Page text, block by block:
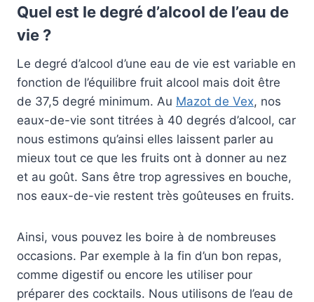
Quel est le degré d’alcool de l’eau de
vie ?
Le degré d’alcool d’une eau de vie est variable en
fonction de l’équilibre fruit alcool mais doit être
de 37,5 degré minimum. Au Mazot de Vex, nos
eaux-de-vie sont titrées à 40 degrés d’alcool, car
nous estimons qu’ainsi elles laissent parler au
mieux tout ce que les fruits ont à donner au nez
et au goût. Sans être trop agressives en bouche,
nos eaux-de-vie restent très goûteuses en fruits.
Ainsi, vous pouvez les boire à de nombreuses
occasions. Par exemple à la fin d’un bon repas,
comme digestif ou encore les utiliser pour
préparer des cocktails. Nous utilisons de l’eau de